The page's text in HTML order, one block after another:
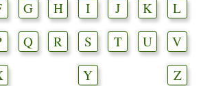
G H I J K
L
Q R S T U
V
Y Z